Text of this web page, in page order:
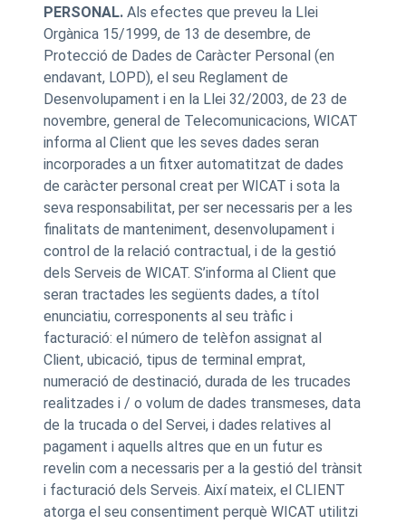
PERSONAL. Als efectes que preveu la Llei
Orgànica 15/1999, de 13 de desembre, de
Protecció de Dades de Caràcter Personal (en
endavant, LOPD), el seu Reglament de
Desenvolupament i en la Llei 32/2003, de 23 de
novembre, general de Telecomunicacions, WICAT
informa al Client que les seves dades seran
incorporades a un fitxer automatitzat de dades
de caràcter personal creat per WICAT i sota la
seva responsabilitat, per ser necessaris per a les
finalitats de manteniment, desenvolupament i
control de la relació contractual, i de la gestió
dels Serveis de WICAT. S’informa al Client que
seran tractades les següents dades, a títol
enunciatiu, corresponents al seu tràfic i
facturació: el número de telèfon assignat al
Client, ubicació, tipus de terminal emprat,
numeració de destinació, durada de les trucades
realitzades i / o volum de dades transmeses, data
de la trucada o del Servei, i dades relatives al
pagament i aquells altres que en un futur es
revelin com a necessaris per a la gestió del trànsit
i facturació dels Serveis. Així mateix, el CLIENT
atorga el seu consentiment perquè WICAT utilitzi